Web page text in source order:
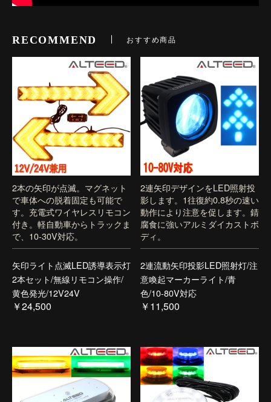
RECOMMEND おすすめ商品
2本の矢印が点滅。マグネット
で車体への脱着固定も可能で
す。充電式ワイヤレスリモコン
付き。軽自動車からトラックま
で、10-30V対応。
矢印ライト点滅LED誘導表示灯
2本セット/無線リモコン操作/
黄色発光/12V24V
￥24,500
2連矢印デザインをLED照射投
影します。1往復約0.8秒の速い
動作により注意を促します。錆
腐食に強いアルミダイカストボ
ディ。
2連流動矢印投影LED照射灯/注
意喚起マーカーライト/青
色/10-80V対応
￥11,500